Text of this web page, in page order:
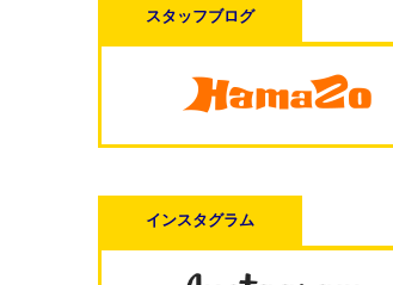
スタッフブログ
インスタグラム